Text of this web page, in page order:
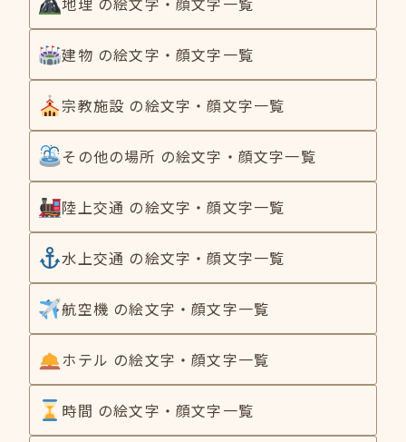
建物 の絵文字・顔文字一覧
宗教施設 の絵文字・顔文字一覧
その他の場所 の絵文字・顔文字一覧
陸上交通 の絵文字・顔文字一覧
水上交通 の絵文字・顔文字一覧
航空機 の絵文字・顔文字一覧
ホテル の絵文字・顔文字一覧
時間 の絵文字・顔文字一覧